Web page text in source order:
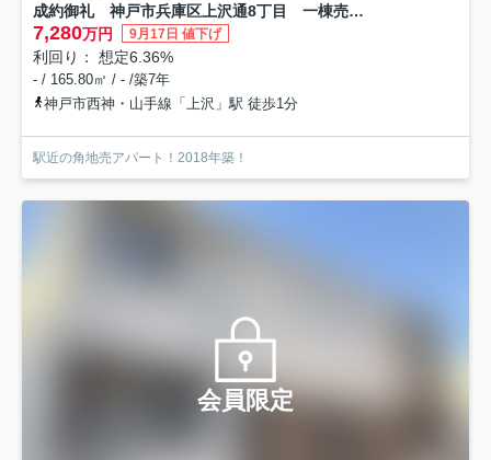
成約御礼 神戸市兵庫区上沢通8丁目 一棟売アパート 上沢駅徒歩約１分！
7,280万円 9月17日 値下げ
利回り： 想定6.36%
- / 165.80㎡ / - /築7年
神戸市西神・山手線「上沢」駅 徒歩1分
駅近の角地売アパート！2018年築！
会員限定